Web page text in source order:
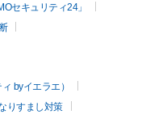
セキュリティ24」
byイエラエ）
りすまし対策